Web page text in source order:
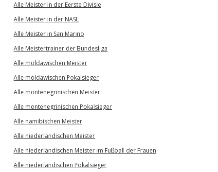
Alle Meister in der Eerste Divisie
Alle Meister in der NASL
Alle Meister in San Marino
Alle Meistertrainer der Bundesliga
Alle moldawischen Meister
Alle moldawischen Pokalsieger
Alle montenegrinischen Meister
Alle montenegrinischen Pokalsieger
Alle namibischen Meister
Alle niederländischen Meister
Alle niederländischen Meister im Fußball der Frauen
Alle niederländischen Pokalsieger